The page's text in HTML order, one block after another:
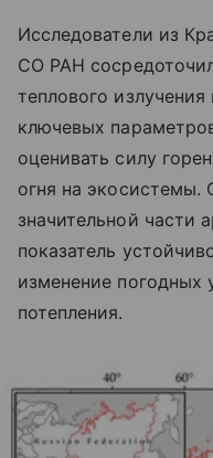
Исследователи из
СО РАН
теплового
ключевых
оценивать силу
огня на экосистемы.
значительной части
показатель
изменение погодных
потепления.